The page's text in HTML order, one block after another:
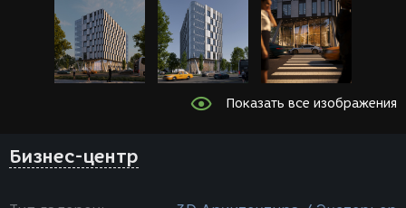
Показать все изображения
Бизнес-центр